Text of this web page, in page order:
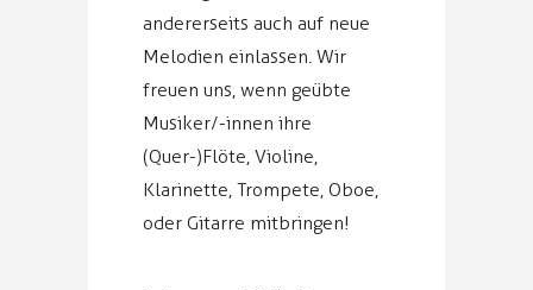
andererseits auch auf neue
Melodien einlassen. Wir
freuen uns, wenn geübte
Musiker/-innen ihre
(Quer-)Flöte, Violine,
Klarinette, Trompete, Oboe,
oder Gitarre mitbringen!